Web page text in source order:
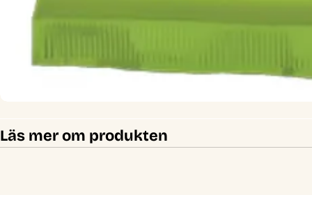
Läs mer om produkten